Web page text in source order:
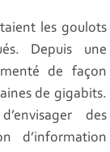
les goulots
Depuis une
de façon
de gigabits.
des
d’information